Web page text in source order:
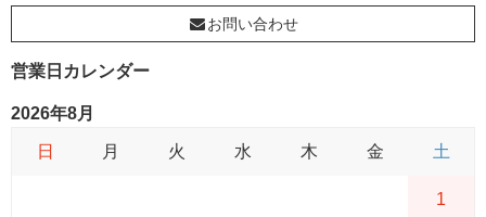
お問い合わせ
営業日カレンダー
2026年8月
日 月 火 水 木 金 土
1